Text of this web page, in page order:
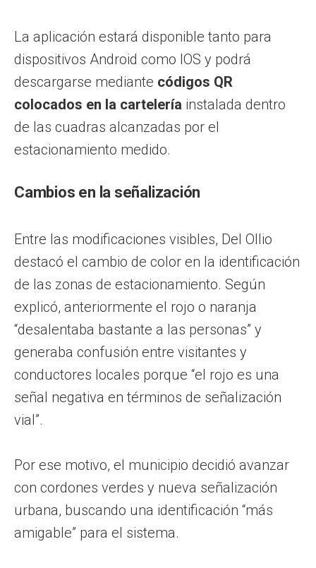
La aplicación estará disponible tanto para
dispositivos Android como IOS y podrá
descargarse mediante códigos QR
colocados en la cartelería instalada dentro
de las cuadras alcanzadas por el
estacionamiento medido.
Cambios en la señalización
Entre las modificaciones visibles, Del Ollio
destacó el cambio de color en la identificación
de las zonas de estacionamiento. Según
explicó, anteriormente el rojo o naranja
“desalentaba bastante a las personas” y
generaba confusión entre visitantes y
conductores locales porque “el rojo es una
señal negativa en términos de señalización
vial”.
Por ese motivo, el municipio decidió avanzar
con cordones verdes y nueva señalización
urbana, buscando una identificación “más
amigable” para el sistema.